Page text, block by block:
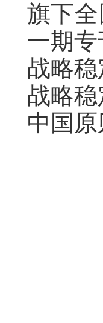
旗下
一期
战略
战略
中国